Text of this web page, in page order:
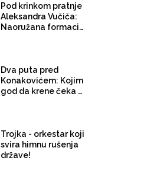
Bugojnu!
Pod krinkom pratnje
Aleksandra Vučiča:
Naoružana formacija
šumi oko Bugojna.
Specijalci MUP-a SBK-
a ih otjerali iz Kantona!
Dva puta pred
Konakovićem: Kojim
god da krene čeka ga
Trojka - orkestar koji
svira himnu rušenja
države!